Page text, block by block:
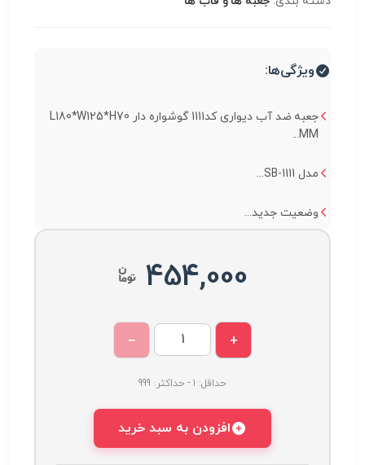
ویژگی‌ها:
جعبه ضد آب دیواری کد1111 گوشواره دار L180*W125*H70
MM...
مدل SB-1111...
وضعیت جدید...
454,000
+
−
حداقل: 1 - حداکثر: 999
افزودن به سبد خرید